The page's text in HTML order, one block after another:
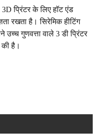
प्रिंटर के लिए हॉट एंड
रखता है। सिरेमिक हीटिंग
गुणवत्ता वाले 3 डी प्रिंटर
की है।